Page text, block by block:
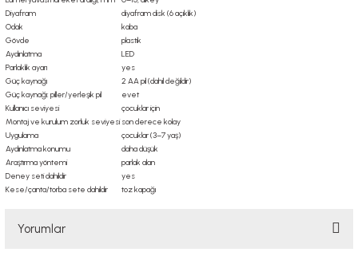
Diyafram
diyafram disk (6 açıklık)
Odak
kaba
Gövde
plastik
Aydınlatma
LED
Parlaklık ayarı
yes
Güç kaynağı
2 AA pil (dahil değildir)
Güç kaynağı: piller/yerleşik pil
evet
Kullanıcı seviyesi
çocuklar için
Montaj ve kurulum zorluk seviyesi son derece kolay
Uygulama
çocuklar (3–7 yaş)
Aydınlatma konumu
daha düşük
Araştırma yöntemi
parlak alan
Deney seti dahildir
yes
Kese/çanta/torba sete dahildir
toz kapağı
Yorumlar